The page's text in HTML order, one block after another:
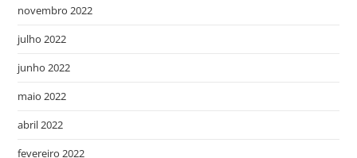
novembro 2022
julho 2022
junho 2022
maio 2022
abril 2022
fevereiro 2022